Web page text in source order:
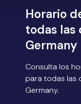
Horario
todas las
Germany
Consulta los
para todas las
Germany.